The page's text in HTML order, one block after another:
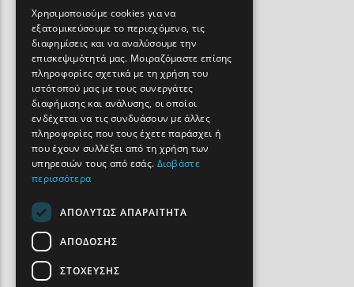
FRENCH
BULGARIAN
ROMANIAN
TURKISH
Χρησιμοποιούμε cookies για να
εξατομικεύσουμε το περιεχόμενο, τις
διαφημίσεις και να αναλύσουμε την
επισκεψιμότητά μας. Μοιραζόμαστε επίσης
πληροφορίες σχετικά με τη χρήση του
ιστότοπού μας με τους συνεργάτες
διαφήμισης και ανάλυσης, οι οποίοι
ενδέχεται να τις συνδυάσουν με άλλες
πληροφορίες που τους έχετε παράσχει ή
που έχουν συλλέξει από τη χρήση των
υπηρεσιών τους από εσάς. Διαβάστε
περισσότερα
ΑΠΟΛΎΤΩΣ ΑΠΑΡΑΊΤΗΤΑ
ΑΠΌΔΟΣΗΣ
ΣΤΌΧΕΥΣΗΣ